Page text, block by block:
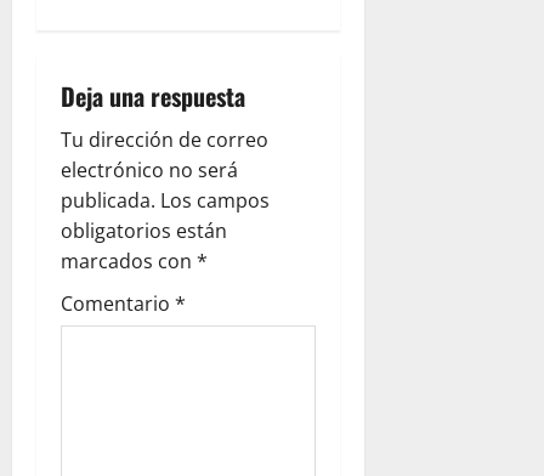
t
i
o
n
Deja una respuesta
Tu dirección de correo
electrónico no será
publicada. Los campos
obligatorios están
marcados con *
Comentario *